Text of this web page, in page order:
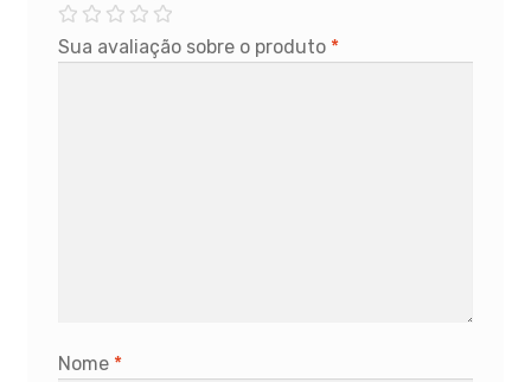
Sua avaliação sobre o produto *
Nome *